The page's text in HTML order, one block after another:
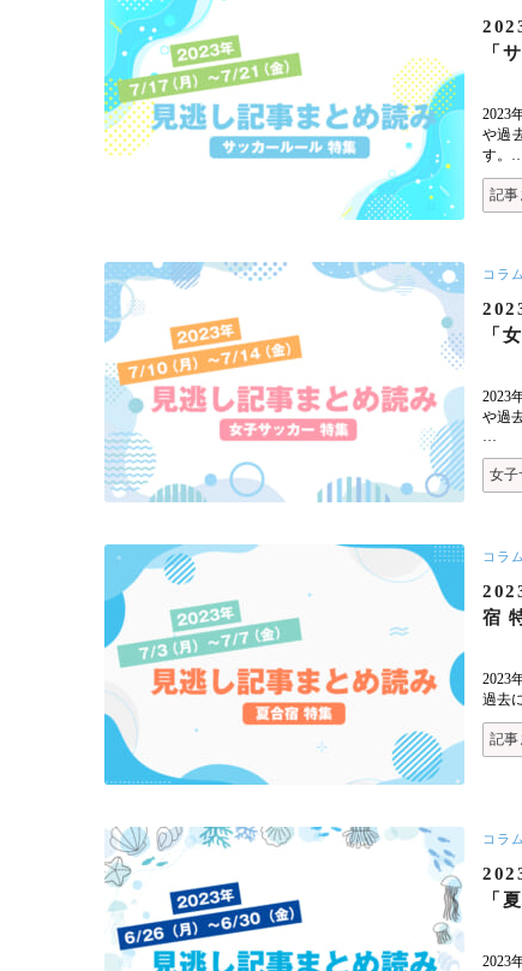
「
2023
や過
す。…
記事
コラム
「
2023
や過
女子
コラム
宿
2023
過去
記事
コラム
「
2023